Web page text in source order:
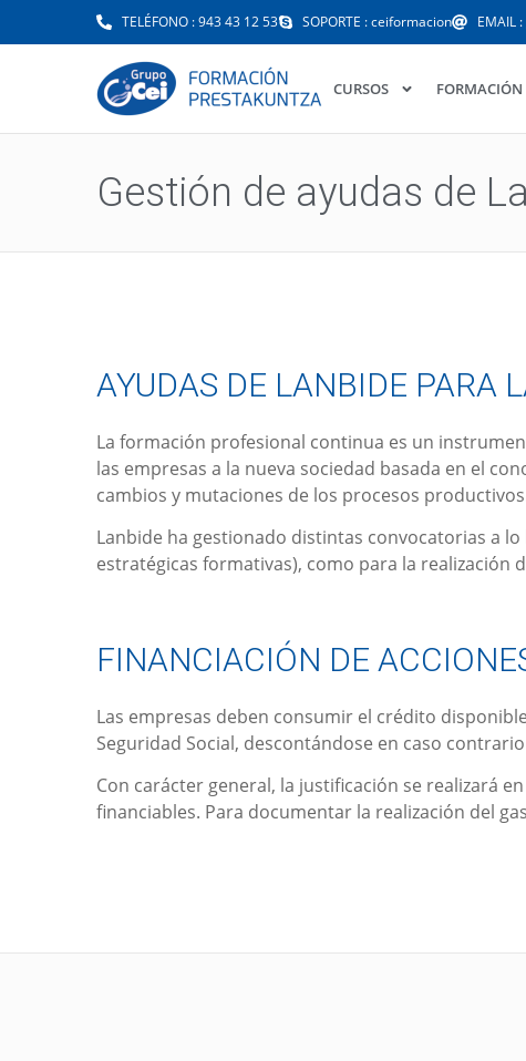
TELÉFONO : 943 43 12 53 SOPORTE : ceiformacion EMAIL
CURSOS FORMACIÓN
Gestión de ayudas de
AYUDAS DE LANBIDE PARA
La formación profesional continua es un
las empresas a la nueva sociedad basada en el
cambios y mutaciones de los procesos
Lanbide ha gestionado distintas convocatorias a
estratégicas formativas), como para la realización
FINANCIACIÓN DE
Las empresas deben consumir el crédito
Seguridad Social, descontándose en caso
Con carácter general, la justificación se realizará
financiables. Para documentar la realización del